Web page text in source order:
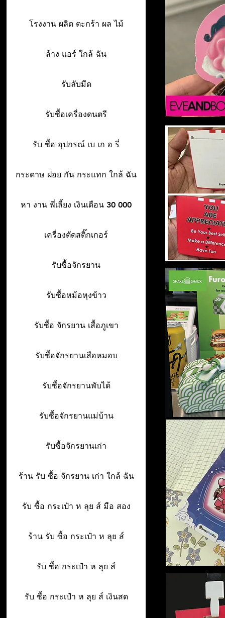
โรงงาน ผลิต ตะกร้า ผล ไม้
ล้าง แอร์ ใกล้ ฉัน
รับลับมีด
รับซื้อเครื่องดนตรี
รับ ซื้อ อุปกรณ์ เบ เก อ รี่
กระดาษ ฝอย กัน กระแทก ใกล้ ฉัน
หา งาน พี่เลี้ยง เงินเดือน 30 000
เครื่องตัดสติ๊กเกอร์
รับซื้อจักรยาน
รับซื้อหม้อหุงข้าว
รับซื้อ จักรยาน เสื้อภูเขา
รับซื้อจักรยานเสือหมอบ
รับซื้อจักรยานพับได้
รับซื้อจักรยานแม่บ้าน
รับซื้อจักรยานเก่า
ร้าน รับ ซื้อ จักรยาน เก่า ใกล้ ฉัน
รับ ซื้อ กระเป๋า ห ลุย ส์ มือ สอง
ร้าน รับ ซื้อ กระเป๋า ห ลุย ส์
รับ ซื้อ กระเป๋า ห ลุย ส์
รับ ซื้อ กระเป๋า ห ลุย ส์ เงินสด